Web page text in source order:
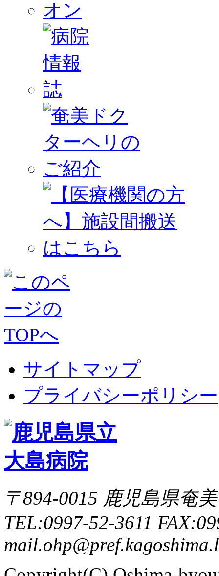
サイトマップ
プライバシーポリシー
〒894-0015 鹿児島県
TEL:0997-52-3611